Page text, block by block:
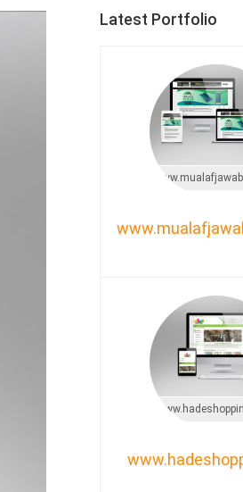
Latest Portfolio